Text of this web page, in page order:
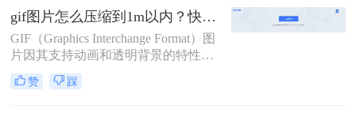
也越来越大，这不仅影响了加载速
度，还可能导致上传失败。因此，学
会动图太大了怎么压缩，同时保持良
好的视觉效果，显得尤为重要。本文
将介绍三种高效的GIF压缩方法，帮
助您轻松应对这一挑战。
gif图片怎么压缩到1m以内？快试试这二个压缩方法！
GIF（Graphics Interchange Format）图
片因其支持动画和透明背景的特性，
在网页、社交媒体和电子邮件中得到
了广泛应用。然而，GIF文件往往体
赞 踩